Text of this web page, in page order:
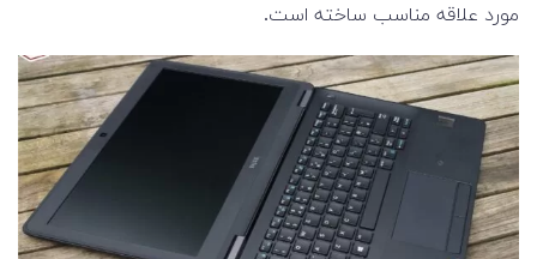
مورد علاقه مناسب ساخته است.